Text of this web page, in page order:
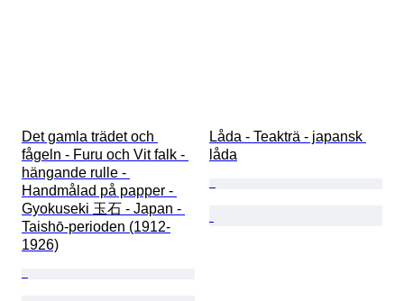
Det gamla trädet och
fågeln - Furu och Vit falk -
hängande rulle -
Handmålad på papper -
Gyokuseki 玉石 - Japan -
Taishō-perioden (1912-
1926)
Låda - Teakträ - japansk
låda